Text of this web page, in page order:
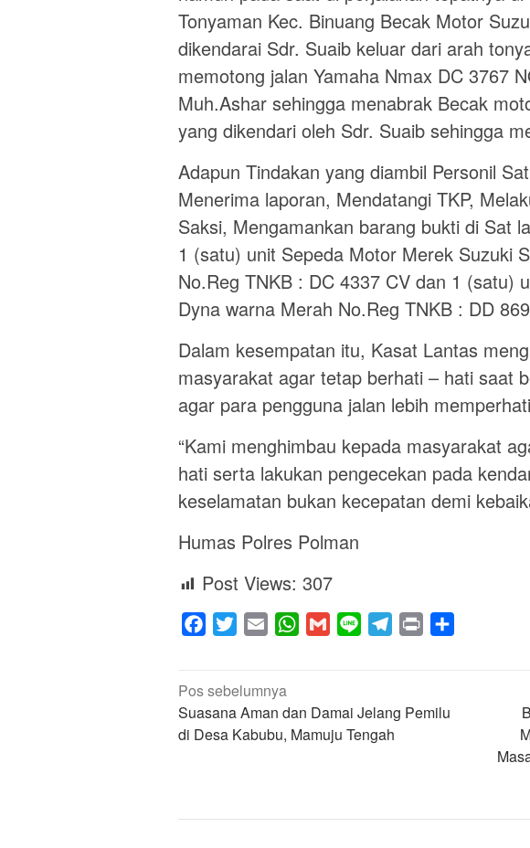
Tonyaman Kec. Binuang Becak Motor
dikendarai Sdr. Suaib keluar dari arah
memotong jalan Yamaha Nmax DC 3767
Muh.Ashar sehingga menabrak Becak
yang dikendari oleh Sdr. Suaib sehingga
Adapun Tindakan yang diambil Personil
Menerima laporan, Mendatangi TKP,
Saksi, Mengamankan barang bukti di Sat
1 (satu) unit Sepeda Motor Merek Suzuki
No.Reg TNKB : DC 4337 CV dan 1 (satu)
Dyna warna Merah No.Reg TNKB : DD
Dalam kesempatan itu, Kasat Lantas
masyarakat agar tetap berhati – hati saat
agar para pengguna jalan lebih
“Kami menghimbau kepada masyarakat
hati serta lakukan pengecekan pada
keselamatan bukan kecepatan demi
Humas Polres Polman
Post Views: 307
Facebook
Twitter Email WhatsApp
Gmail Line Telegram
Print
Navigasi
pos
Pos sebelumnya
Suasana Aman dan Damai Jelang Pemilu
di Desa Kabubu, Mamuju Tengah